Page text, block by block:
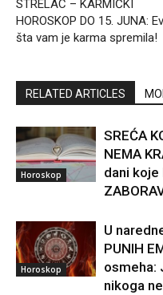
STRELAC – KARMIČKI
HOROSKOP DO 15. JUNA:
šta vam je karma spremila!
RELATED ARTICLES
Horoskop
SREĆA
NEMA
dani koje
Horoskop
U
PUNIH
osmeha:
nikoga